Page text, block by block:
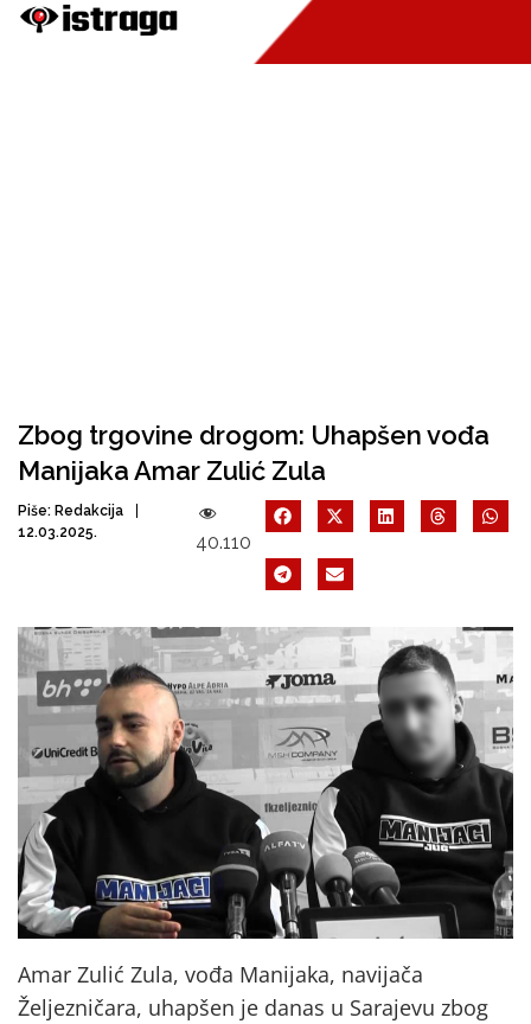
Zbog trgovine drogom: Uhapšen vođa
Manijaka Amar Zulić Zula
Piše: Redakcija
12.03.2025.
40.110
Amar Zulić Zula, vođa Manijaka, navijača
Željezničara, uhapšen je danas u Sarajevu zbog